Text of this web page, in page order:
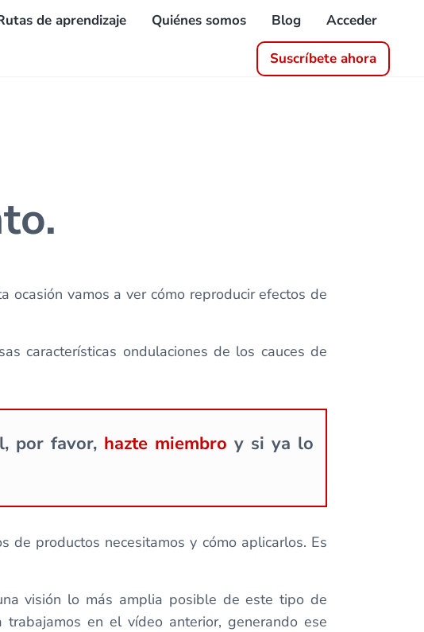
de aprendizaje Quiénes somos Blog Acceder
Suscríbete ahora
ocasión vamos a ver cómo reproducir efectos de
características ondulaciones de los cauces de
por favor, hazte miembro y si ya lo
de productos necesitamos y cómo aplicarlos. Es
visión lo más amplia posible de este tipo de
en el vídeo anterior, generando ese